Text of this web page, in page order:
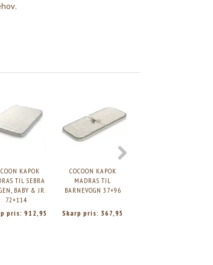
KAPOK
TIL SEBRA
BABY & JR.
72×114
pris: 912,95
COCOON KAPOK
MADRAS TIL
BARNEVOGN 37×96
Skarp pris: 367,95